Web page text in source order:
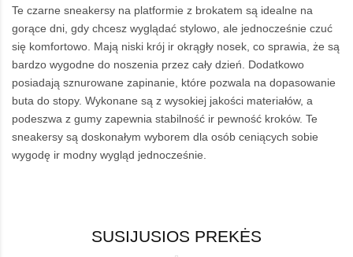
Te czarne sneakersy na platformie z brokatem są idealne na
gorące dni, gdy chcesz wyglądać stylowo, ale jednocześnie czuć
się komfortowo. Mają niski krój ir okrągły nosek, co sprawia, że są
bardzo wygodne do noszenia przez cały dzień. Dodatkowo
posiadają sznurowane zapinanie, które pozwala na dopasowanie
buta do stopy. Wykonane są z wysokiej jakości materiałów, a
podeszwa z gumy zapewnia stabilność ir pewność kroków. Te
sneakersy są doskonałym wyborem dla osób ceniących sobie
wygodę ir modny wygląd jednocześnie.
SUSIJUSIOS PREKĖS